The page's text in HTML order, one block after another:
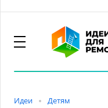
Идеи Детям